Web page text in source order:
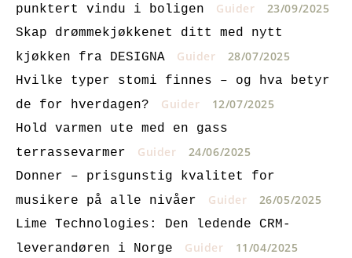
punktert vindu i boligen
Guider 23/09/2025
Skap drømmekjøkkenet ditt med nytt
kjøkken fra DESIGNA
Guider 28/07/2025
Hvilke typer stomi finnes – og hva betyr
de for hverdagen?
Guider 12/07/2025
Hold varmen ute med en gass
terrassevarmer
Guider 24/06/2025
Donner – prisgunstig kvalitet for
musikere på alle nivåer
Guider 26/05/2025
Lime Technologies: Den ledende CRM-
leverandøren i Norge
Guider 11/04/2025